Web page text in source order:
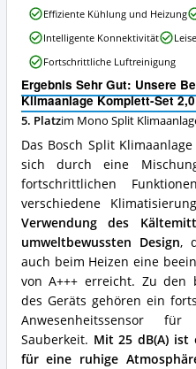
Mono
Split
Klimaanlage
erhältlich?
Ergebnis Sehr Gut: Unsere
Klimaanlage Komplett-Set
5. Platzim Mono Split
Das Bosch Split
sich durch eine
fortschrittlichen
verschiedene
Verwendung des
umweltbewussten Design,
auch beim Heizen eine
von A+++ erreicht. Zu den
des Geräts gehören ein
Anwesenheitssensor
Sauberkeit. Mit 25 dB(A) ist
für eine ruhige
Bosch
Split
Klimaanlage
Komplett-
Set
2,0
kW
Vorteile:
Was
spricht
für
diese
Mono
Split
Klimaanlage?
Effiziente Kühlung und Heizung
Intelligente Konnektivität
Fortschrittliche Luftreinigung